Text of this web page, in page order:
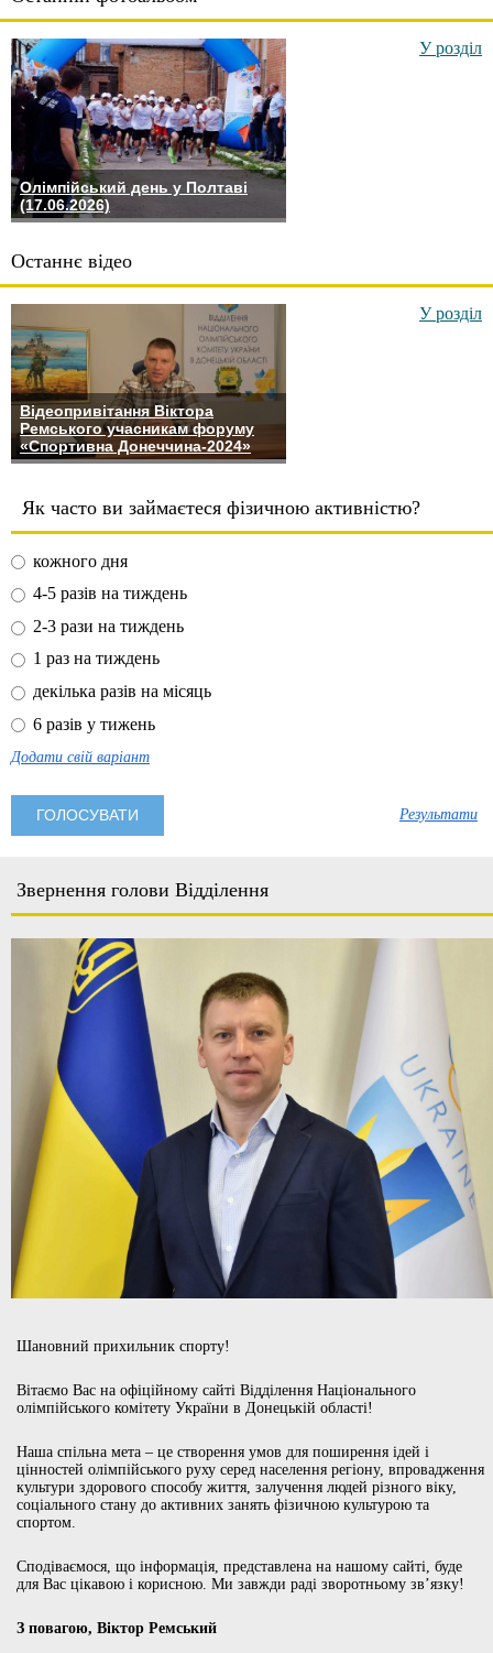
Олімпійський день у Полтаві
(17.06.2026)
У розділ
Останнє відео
Відеопривітання Віктора
Ремського учасникам форуму
«Спортивна Донеччина-2024»
У розділ
Як часто ви займаєтеся фізичною активністю?
кожного дня
4-5 разів на тиждень
2-3 рази на тиждень
1 раз на тиждень
декілька разів на місяць
6 разів у тижень
Додати свій варіант
Результати
Звернення голови Відділення
Шановний прихильник спорту!
Вітаємо Вас на офіційному сайті Відділення Національного
олімпійського комітету України в Донецькій області!
Наша спільна мета – це створення умов для поширення ідей і
цінностей олімпійського руху серед населення регіону, впровадження
культури здорового способу життя, залучення людей різного віку,
соціального стану до активних занять фізичною культурою та
спортом.
Сподіваємося, що інформація, представлена на нашому сайті, буде
для Вас цікавою і корисною. Ми завжди раді зворотньому зв’язку!
З повагою, Віктор Ремський